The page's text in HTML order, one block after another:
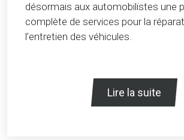
désormais aux automobilistes une
complète de services pour la
l’entretien des véhicules.
Lire la suite